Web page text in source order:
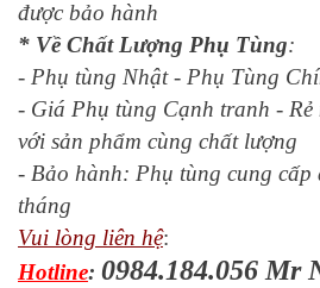
được bảo hành
* Về Chất Lượng Phụ Tùng:
- Phụ tùng Nhật - Phụ Tùng
- Giá Phụ tùng Cạnh tranh -
với sản phẩm cùng chất lượng
- Bảo hành: Phụ tùng cung cấp
tháng
Vui lòng liên hệ:
Hotline: 0984.184.056 Mr